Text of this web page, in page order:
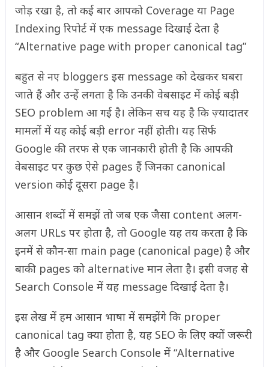
जोड़ रखा है, तो कई बार आपको Coverage या Page
Indexing रिपोर्ट में एक message दिखाई देता है
“Alternative page with proper canonical tag”
बहुत से नए bloggers इस message को देखकर घबरा
जाते हैं और उन्हें लगता है कि उनकी वेबसाइट में कोई बड़ी
SEO problem आ गई है। लेकिन सच यह है कि ज़्यादातर
मामलों में यह कोई बड़ी error नहीं होती। यह सिर्फ
Google की तरफ से एक जानकारी होती है कि आपकी
वेबसाइट पर कुछ ऐसे pages हैं जिनका canonical
version कोई दूसरा page है।
आसान शब्दों में समझें तो जब एक जैसा content अलग-
अलग URLs पर होता है, तो Google यह तय करता है कि
इनमें से कौन-सा main page (canonical page) है और
बाकी pages को alternative मान लेता है। इसी वजह से
Search Console में यह message दिखाई देता है।
इस लेख में हम आसान भाषा में समझेंगे कि proper
canonical tag क्या होता है, यह SEO के लिए क्यों जरूरी
है और Google Search Console में “Alternative